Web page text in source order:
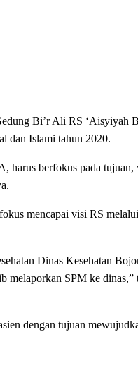
Bi’r Ali RS ‘Aisyiyah
dan Islami tahun 2020.
harus berfokus pada
mencapai visi RS
Dinas Kesehatan
SPM ke dinas,”
dengan tujuan